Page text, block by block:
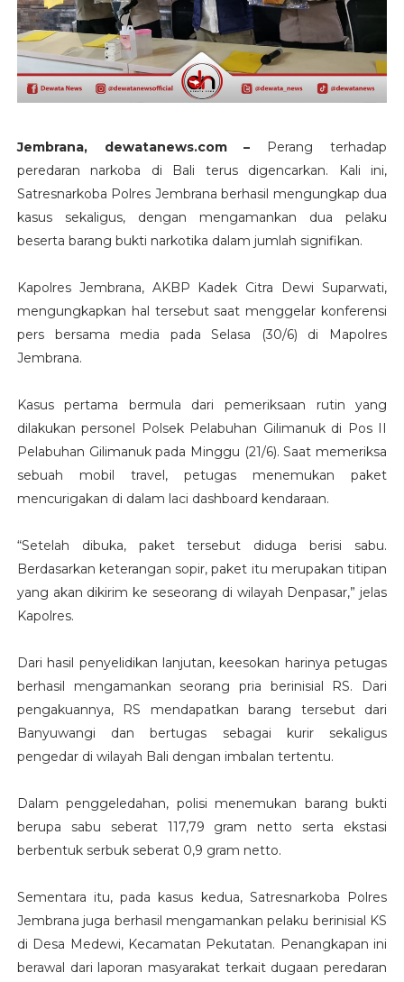
Jembrana, dewatanews.com –
Perang terhadap
peredaran narkoba di Bali terus digencarkan. Kali ini,
Satresnarkoba Polres Jembrana berhasil mengungkap dua
kasus sekaligus, dengan mengamankan dua pelaku
beserta barang bukti narkotika dalam jumlah signifikan.
Kapolres Jembrana, AKBP Kadek Citra Dewi Suparwati,
mengungkapkan hal tersebut saat menggelar konferensi
pers bersama media pada Selasa (30/6) di Mapolres
Jembrana.
Kasus pertama bermula dari pemeriksaan rutin yang
dilakukan personel Polsek Pelabuhan Gilimanuk di Pos II
Pelabuhan Gilimanuk pada Minggu (21/6). Saat memeriksa
sebuah mobil travel, petugas menemukan paket
mencurigakan di dalam laci dashboard kendaraan.
“Setelah dibuka, paket tersebut diduga berisi sabu.
Berdasarkan keterangan sopir, paket itu merupakan titipan
yang akan dikirim ke seseorang di wilayah Denpasar,” jelas
Kapolres.
Dari hasil penyelidikan lanjutan, keesokan harinya petugas
berhasil mengamankan seorang pria berinisial RS. Dari
pengakuannya, RS mendapatkan barang tersebut dari
Banyuwangi dan bertugas sebagai kurir sekaligus
pengedar di wilayah Bali dengan imbalan tertentu.
Dalam penggeledahan, polisi menemukan barang bukti
berupa sabu seberat 117,79 gram netto serta ekstasi
berbentuk serbuk seberat 0,9 gram netto.
Sementara itu, pada kasus kedua, Satresnarkoba Polres
Jembrana juga berhasil mengamankan pelaku berinisial KS
di Desa Medewi, Kecamatan Pekutatan. Penangkapan ini
berawal dari laporan masyarakat terkait dugaan peredaran